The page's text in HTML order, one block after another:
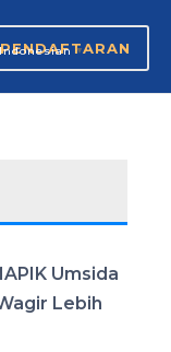
Indonesian ▼
PENDAFTARAN
Umsida
Lebih